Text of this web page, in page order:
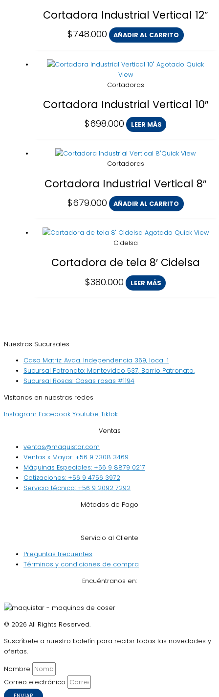
Cortadora Industrial Vertical 12″
$748.000 AÑADIR AL CARRITO
Agotado Quick
View
Cortadoras
Cortadora Industrial Vertical 10″
$698.000 LEER MÁS
Quick View
Cortadoras
Cortadora Industrial Vertical 8″
$679.000 AÑADIR AL CARRITO
Agotado Quick View
Cidelsa
Cortadora de tela 8′ Cidelsa
$380.000 LEER MÁS
Nuestras Sucursales
Casa Matriz: Avda. Independencia 369, local 1
Sucursal Patronato: Montevideo 537, Barrio Patronato.
Sucursal Rosas: Casas rosas #1194
Visítanos en nuestras redes
Instagram Facebook Youtube Tiktok
Ventas
ventas@maquistar.com
Ventas x Mayor: +56 9 7308 3469
Máquinas Especiales: +56 9 8879 0217
Cotizaciones: +56 9 4756 3972
Servicio técnico: +56 9 2092 7292
Métodos de Pago
Servicio al Cliente
Preguntas frecuentes
Términos y condiciones de compra
Encuéntranos en:
© 2026 All Rights Reserved.
Suscríbete a nuestro boletín para recibir todas las novedades y
ofertas.
Nombre
Correo electrónico